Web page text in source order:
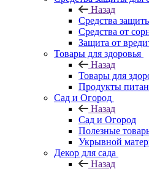
Назад
Средства
Средства от
Защита от
Товары для здоровья
Назад
Товары для
Продукты
Сад и Огород
Назад
Сад и Огород
Полезные
Укрывной
Декор для сада
Назад